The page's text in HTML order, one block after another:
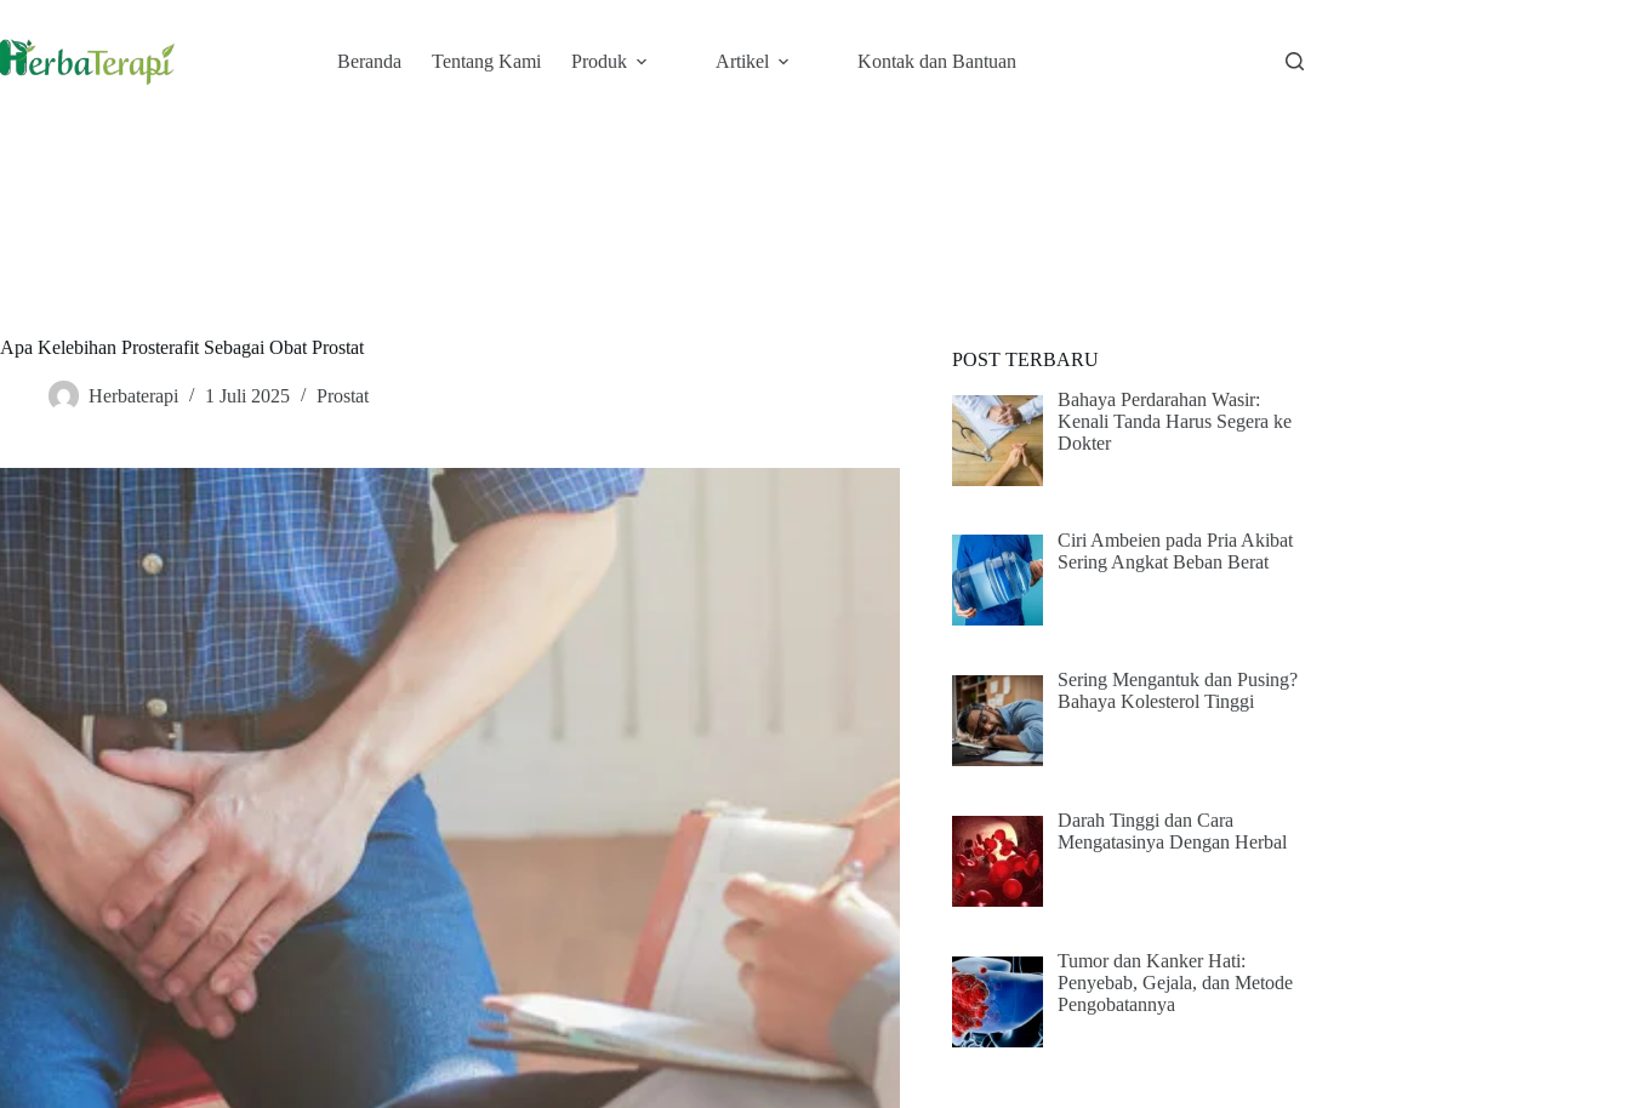
content
Beranda Tentang Kami Produk Artikel Kontak dan Bantuan
Apa Kelebihan Prosterafit Sebagai Obat Prostat
Herbaterapi 1 Juli 2025 Prostat
POST TERBARU
Bahaya Perdarahan Wasir:
Kenali Tanda Harus Segera ke
Dokter
Ciri Ambeien pada Pria Akibat
Sering Angkat Beban Berat
Sering Mengantuk dan Pusing?
Bahaya Kolesterol Tinggi
Darah Tinggi dan Cara
Mengatasinya Dengan Herbal
Tumor dan Kanker Hati:
Penyebab, Gejala, dan Metode
Pengobatannya